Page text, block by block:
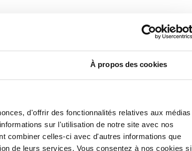
À propos des cookies
d'offrir des fonctionnalités relatives aux médias
sur l'utilisation de notre site avec nos
combiner celles-ci avec d'autres informations que
de leurs services. Vous consentez à nos cookies si